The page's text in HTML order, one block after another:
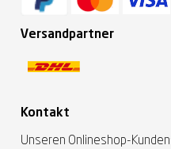
Versandpartner
Kontakt
Unseren Onlineshop-